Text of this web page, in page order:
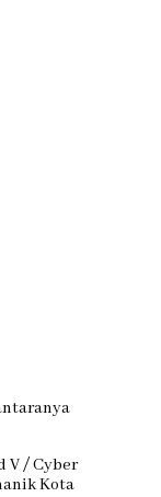
V / Cyber
Kota